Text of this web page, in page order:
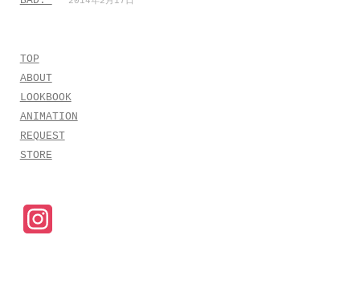
TOP
ABOUT
LOOKBOOK
ANIMATION
REQUEST
STORE